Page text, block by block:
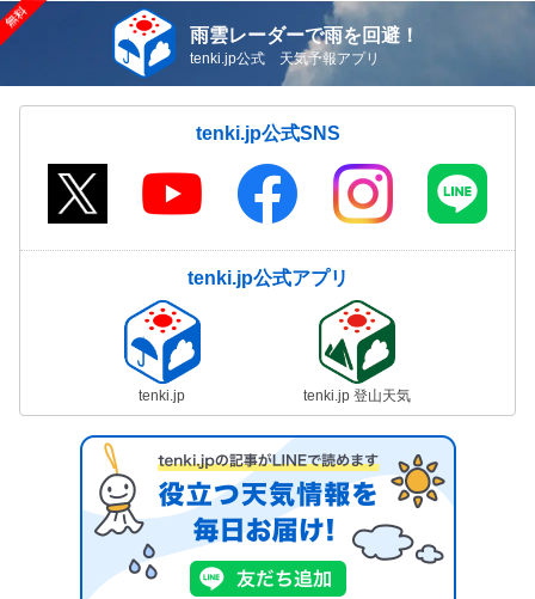
雨雲レーダーで雨を回避！
tenki.jp公式 天気予報アプリ
tenki.jp公式SNS
tenki.jp公式アプリ
tenki.jp tenki.jp 登山天気